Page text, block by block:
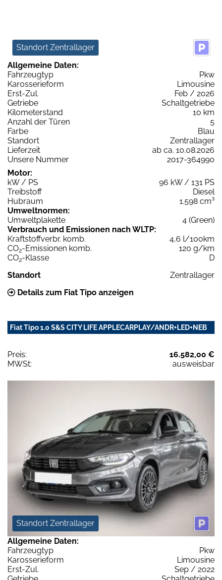
Standort Zentrallager
Allgemeine Daten:
Fahrzeugtyp
Pkw
Karosserieform
Limousine
Erst-Zul.
Feb / 2026
Getriebe
Schaltgetriebe
Kilometerstand
10 km
Anzahl der Türen
5
Farbe
Blau
Standort
Zentrallager
Lieferzeit
ab ca. 10.08.2026
Unsere Nummer
2017-364990
Motor:
kW / PS
96 kW / 131 PS
Treibstoff
Diesel
Hubraum
1.598 cm³
Umweltnormen:
Umweltplakette
4 (Green)
Verbrauch und Emissionen nach WLTP:
Kraftstoffverbr. komb.
4,6 l/100km
CO2-Emissionen komb.
120 g/km
CO2-Klasse
D
Standort
Zentrallager
Details zum Fiat Tipo anzeigen
Fiat Tipo 1.0 S&S CITY LIFE APPLECARPLAY/ANDR+LED+NEB
Preis:
16.582,00 €
MWSt:
ausweisbar
Standort Zentrallager
Allgemeine Daten:
Fahrzeugtyp
Pkw
Karosserieform
Limousine
Erst-Zul.
Sep / 2022